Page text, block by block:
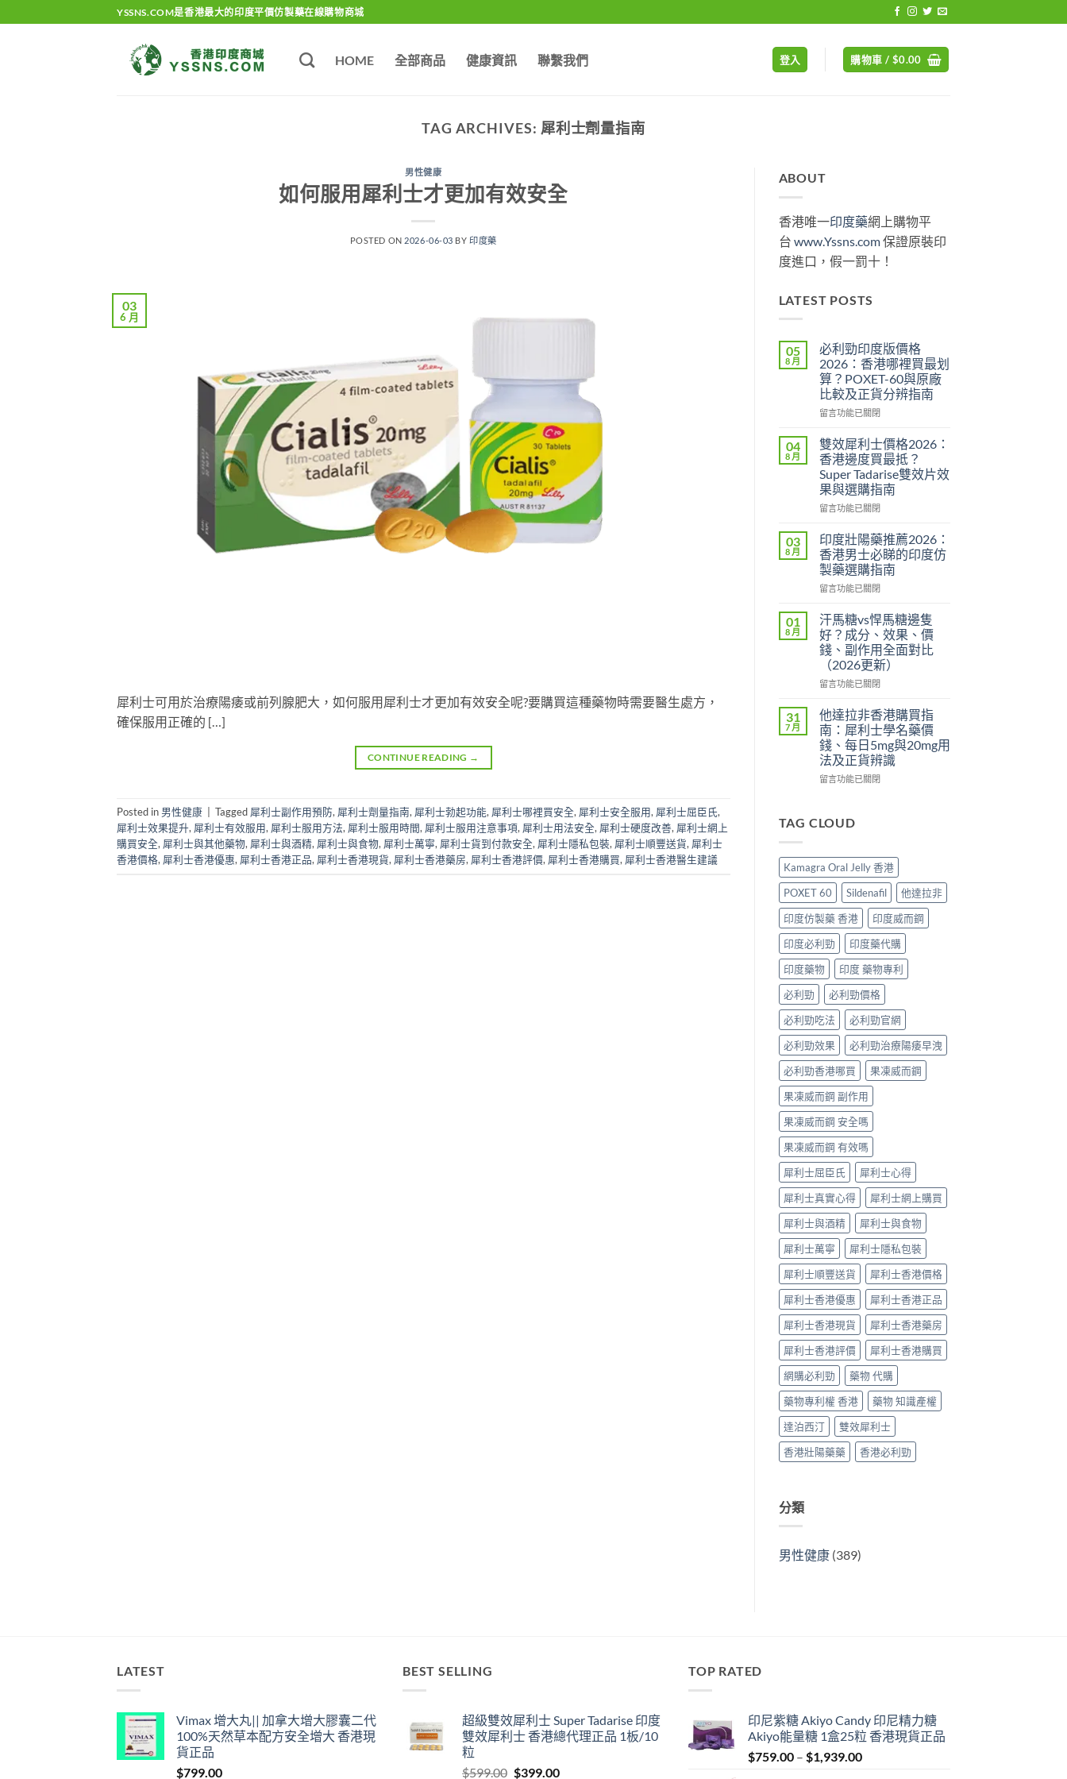
to
YSSNS.COM是香港最大的印度平價仿製藥在線購物商城
HOME 全部商品 健康資訊 聯繫我們 登入 購物車 / $0.00
TAG ARCHIVES: 犀利士劑量指南
男性健康
如何服用犀利士才更加有效安全
POSTED ON 2026-06-03 BY印度藥
03
6 月
犀利士可用於治療陽痿或前列腺肥大，如何服用犀利士才更加有效安全呢?要購買這種藥物時需要醫生處方，
確保服用正確的 […]
CONTINUE READING →
Posted in 男性健康 Tagged 犀利士副作用預防, 犀利士劑量指南, 犀利士勃起功能, 犀利士哪裡買安全, 犀利士安全服用, 犀利士屈臣氏,
犀利士效果提升, 犀利士有效服用, 犀利士服用方法, 犀利士服用時間, 犀利士服用注意事項, 犀利士用法安全, 犀利士硬度改善, 犀利士網上
購買安全, 犀利士與其他藥物, 犀利士與酒精, 犀利士與食物, 犀利士萬寧, 犀利士貨到付款安全, 犀利士隱私包裝, 犀利士順豐送貨, 犀利士
香港價格, 犀利士香港優惠, 犀利士香港正品, 犀利士香港現貨, 犀利士香港藥房, 犀利士香港評價, 犀利士香港購買, 犀利士香港醫生建議
ABOUT
香港唯一印度藥網上購物平
台 www.Yssns.com保證原裝印
度進口，假一罰十！
LATEST POSTS
05
8 月
必利勁印度版價格
2026：香港哪裡買最划
算？POXET-60與原廠
比較及正貨分辨指南
在
利
勁
印
度
版
價
2026：
香
港
哪
裡
最
划
算？
POXET-
與
廠
比
較
及
正
貨
指
南〉
留言功能已關閉
04
8 月
雙效犀利士價格2026：
香港邊度買最抵？
Super Tadarise雙效片效
果與選購指南
在
效
犀
利
士
價
2026：
香
港
邊
買
抵？
Super
Tadarise
雙
效
片
與
指
南〉
中
留言功能已關閉
03
8 月
印度壯陽藥推薦2026：
香港男士必睇的印度仿
製藥選購指南
在
度
壯
陽
藥
薦
香
港
男
士
必
睇
度
仿
藥
選
購
指
南〉
中
留言功能已關閉
01
8 月
汗馬糖vs悍馬糖邊隻
好？成分、效果、價
錢、副作用全面對比
（2026更新）
在
馬
糖
vs
悍
馬
糖
好？
效
果、
價
錢、
副
作
用
全
面
對
（2026
更
新）〉
中
留言功能已關閉
31
7 月
他達拉非香港購買指
南：犀利士學名藥價
錢、每日5mg與20mg用
法及正貨辨識
在
拉
港
購
買
指
南：
犀
利
士
學
名
價
錢、
每
日
5mg
與
20mg
用
法
及
正
貨
辨
識〉
中
留言功能已關閉
TAG CLOUD
Kamagra Oral Jelly 香港
POXET 60
Sildenafil
他達拉非
印度仿製藥 香港
印度威而鋼
印度必利勁
印度藥代購
印度藥物
印度 藥物專利
必利勁
必利勁價格
必利勁吃法
必利勁官網
必利勁效果
必利勁治療陽痿早洩
必利勁香港哪買
果凍威而鋼
果凍威而鋼 副作用
果凍威而鋼 安全嗎
果凍威而鋼 有效嗎
犀利士屈臣氏
犀利士心得
犀利士真實心得
犀利士網上購買
犀利士與酒精
犀利士與食物
犀利士萬寧
犀利士隱私包裝
犀利士順豐送貨
犀利士香港價格
犀利士香港優惠
犀利士香港正品
犀利士香港現貨
犀利士香港藥房
犀利士香港評價
犀利士香港購買
網購必利勁
藥物 代購
藥物專利權 香港
藥物 知識產權
達泊西汀
雙效犀利士
香港壯陽藥藥
香港必利勁
分類
男性健康(389)
LATEST
Vimax 增大丸|| 加拿大增大膠囊二代
100%天然草本配方安全增大 香港現
貨正品
$799.00
BEST SELLING
超級雙效犀利士 Super Tadarise 印度
雙效犀利士 香港總代理正品 1板/10
粒
$599.00 Original
$399.00Current
TOP RATED
印尼紫糖 Akiyo Candy 印尼精力糖
Akiyo能量糖 1盒25粒 香港現貨正品
$759.00 – $1,939.00Price